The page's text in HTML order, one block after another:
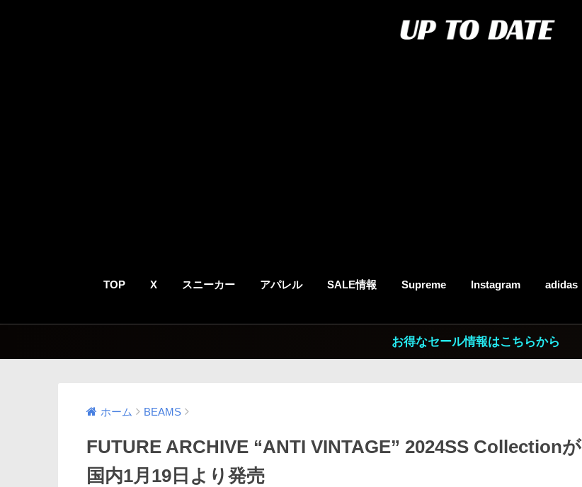
TOP X スニーカー アパレル SALE情報 Supreme Instagram adidas
お得なセール情報はこちらから
ホーム BEAMS
FUTURE ARCHIVE “ANTI VINTAGE” 2024SS Collectionが
国内1月19日より発売